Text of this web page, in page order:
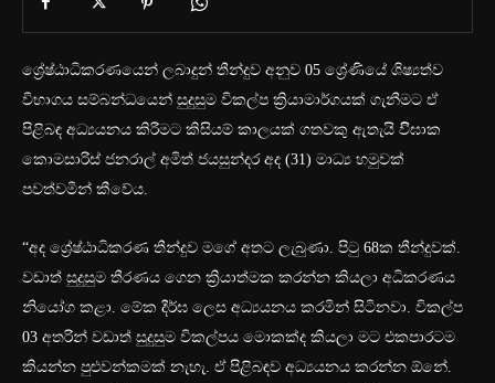
ශ්‍රේෂ්ඨාධිකරණයෙන් ලබාදුන් තීන්දුව අනුව 05 ශ්‍රේණියේ ශිෂ්‍යත්ව
විභාගය සම්බන්ධයෙන් සුදුසුම විකල්ප ක්‍රියාමාර්ගයක් ගැනීමට ඒ
පිළිබඳ අධ්‍යයනය කිරීමට කිසියම් කාලයක් ගතවකු ඇතැයි විිඝාක
කොමසාරිස් ජනරාල් අමිත් ජයසුන්දර අද (31) මාධ්‍ය හමුවක්
පවත්වමින් කීවේය.
“අද ශ්‍රේෂ්ඨාධිකරණ තීන්දුව මගේ අතට ලැබුණා. පිටු 68ක තීන්දුවක්.
වඩාත් සුදුසුම තීරණය ගෙන ක්‍රියාත්මක කරන්න කියලා අධිකරණය
නියෝග කළා. මේක දීර්ඝ ලෙස අධ්‍යයනය කරමින් සිටිනවා. විකල්ප
03 අතරින් වඩාත් සුදුසුම විකල්පය මොකක්ද කියලා මට එකපාරටම
කියන්න පුළුවන්කමක් නැහැ. ඒ පිළිබඳව අධ්‍යයනය කරන්න ඕනේ.